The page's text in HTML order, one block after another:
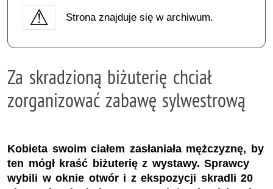
Strona znajduje się w archiwum.
Za skradzioną biżuterię chciał
zorganizować zabawę sylwestrową
Kobieta swoim ciałem zasłaniała mężczyznę, by
ten mógł kraść biżuterię z wystawy. Sprawcy
wybili w oknie otwór i z ekspozycji skradli 20